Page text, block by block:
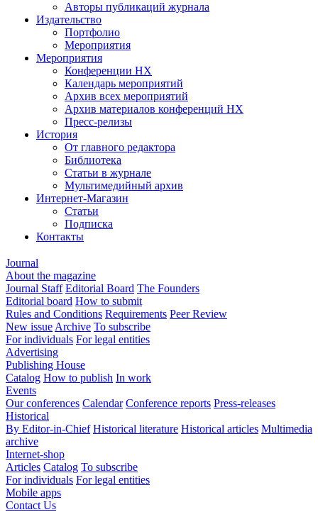
Авторы публикаций журнала
Издательство
Портфолио
Мероприятия
Мероприятия
Конференции НХ
Календарь мероприятий
Архив всех мероприятий
Архив материалов конференций НХ
Пресс-релизы
История
От главного редактора
Библиотека
Статьи в журнале
Мультимедийный архив
Интернет-Магазин
Статьи
Подписка
Контакты
Journal
About the magazine
Journal Staff Editorial Board The Founders
Editorial board How to submit
Rules and Conditions Requirements Peer Review
New issue Archive To subscribe
For individuals For legal entities
Advertising
Publishing House
Catalog How to publish In work
Events
Our conferences Calendar Conference reports Press-releases
Historical
By Editor-in-Chief Historical literature Historical articles Multimedia
archive
Internet-shop
Articles Catalog To subscribe
For individuals For legal entities
Mobile apps
Contact Us